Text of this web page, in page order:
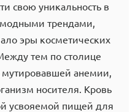
свою уникальность в
модными трендами,
эры косметических
тем по столице
мутировавшей анемии,
носителя. Кровь
усвояемой пищей для